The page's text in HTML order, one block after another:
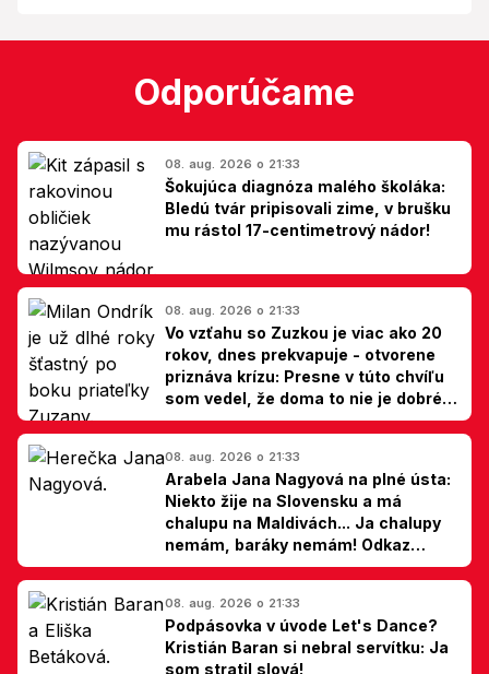
Odporúčame
08. aug. 2026 o 21:33
Šokujúca diagnóza malého školáka:
Bledú tvár pripisovali zime, v brušku
mu rástol 17-centimetrový nádor!
08. aug. 2026 o 21:33
Vo vzťahu so Zuzkou je viac ako 20
rokov, dnes prekvapuje - otvorene
priznáva krízu: Presne v túto chvíľu
som vedel, že doma to nie je dobré,
hovorí Milan Ondrík
08. aug. 2026 o 21:33
Arabela Jana Nagyová na plné ústa:
Niekto žije na Slovensku a má
chalupu na Maldivách... Ja chalupy
nemám, baráky nemám! Odkaz
Slovákom
08. aug. 2026 o 21:33
Podpásovka v úvode Let's Dance?
Kristián Baran si nebral servítku: Ja
som stratil slová!